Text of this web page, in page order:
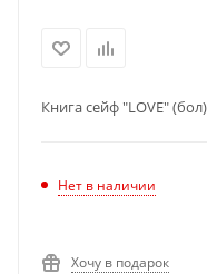
Книга сейф "LOVE" (бол)
Нет в наличии
Хочу в подарок